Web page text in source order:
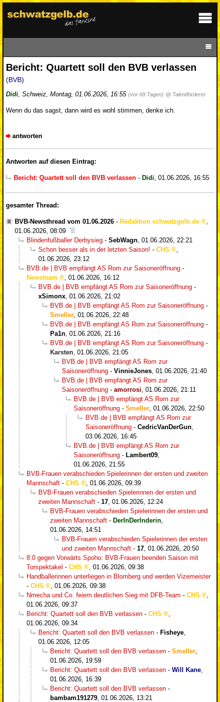
Bericht: Quartett soll den BVB verlassen
(BVB)
Didi, Schweiz, Montag, 01.06.2026, 16:55 (vor 69 Tagen) @ Talentförderer
Wenn du das sagst, dann wird es wohl stimmen, denke ich.
antworten
Antworten auf diesen Eintrag:
Bericht: Quartett soll den BVB verlassen - Didi, 01.06.2026, 16:55
gesamter Thread:
BVB-Newsthread vom 01.06.2026 - Redaktion schwatzgelb.de
01.06.2026, 08:09
Blindenfußballer Derbysieg - SebWagn 01.06.2026, 22:21
Schon besser als in der letzten Saison! - CHS
01.06.2026, 23:12
BVB.de | BVB empfängt AS Rom zur Saisoneröffnung -
Newsteam
01.06.2026, 16:12
BVB.de | BVB empfängt AS Rom zur Saisoneröffnung -
xSimonx 01.06.2026, 21:02
BVB.de | BVB empfängt AS Rom zur Saisoneröffnung -
Smeller 01.06.2026, 22:48
BVB.de | BVB empfängt AS Rom zur Saisoneröffnung -
Pa1n 01.06.2026, 21:16
BVB.de | BVB empfängt AS Rom zur Saisoneröffnung -
Karsten 01.06.2026, 21:05
BVB.de | BVB empfängt AS Rom zur
Saisoneröffnung - VinnieJones 01.06.2026, 21:40
BVB.de | BVB empfängt AS Rom zur
Saisoneröffnung - amorrosi 01.06.2026, 21:11
BVB.de | BVB empfängt AS Rom zur
Saisoneröffnung - Smeller 01.06.2026, 22:50
BVB.de | BVB empfängt AS Rom zur
Saisoneröffnung - CedricVanDerGun
03.06.2026, 16:45
BVB.de | BVB empfängt AS Rom zur
Saisoneröffnung - Lambert09
01.06.2026, 21:55
BVB-Frauen verabschieden Spielerinnen der ersten und zweiten
Mannschaft - CHS
01.06.2026, 09:39
BVB-Frauen verabschieden Spielerinnen der ersten und
zweiten Mannschaft - 17 01.06.2026, 12:24
BVB-Frauen verabschieden Spielerinnen der ersten und
zweiten Mannschaft - DerInDerInderin
01.06.2026, 14:51
BVB-Frauen verabschieden Spielerinnen der ersten
und zweiten Mannschaft - 17 01.06.2026, 20:50
8:0 gegen Vorwärts Spoho: BVB-Frauen beenden Saison mit
Torspektakel - CHS
01.06.2026, 09:38
Handballerinnen unterliegen in Blomberg und werden Vizemeister
- CHS
01.06.2026, 09:38
Nmecha und Co. feiern deutlichen Sieg mit DFB-Team - CHS
01.06.2026, 09:37
Bericht: Quartett soll den BVB verlassen - CHS
01.06.2026, 09:34
Bericht: Quartett soll den BVB verlassen - Fisheye
01.06.2026, 12:05
Bericht: Quartett soll den BVB verlassen - Smeller
01.06.2026, 19:59
Bericht: Quartett soll den BVB verlassen - Will Kane
01.06.2026, 16:39
Bericht: Quartett soll den BVB verlassen -
bambam191279 01.06.2026, 13:21